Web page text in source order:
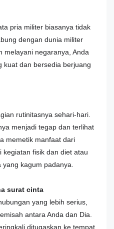
pria militer biasanya tidak
dengan dunia militer
melayani negaranya, Anda
kuat dan bersedia berjuang
rutinitasnya sehari-hari.
menjadi tegap dan terlihat
memetik manfaat dari
kegiatan fisik dan diet atau
kagum padanya.
surat cinta
yang lebih serius,
antara Anda dan Dia.
ditugaskan ke tempat